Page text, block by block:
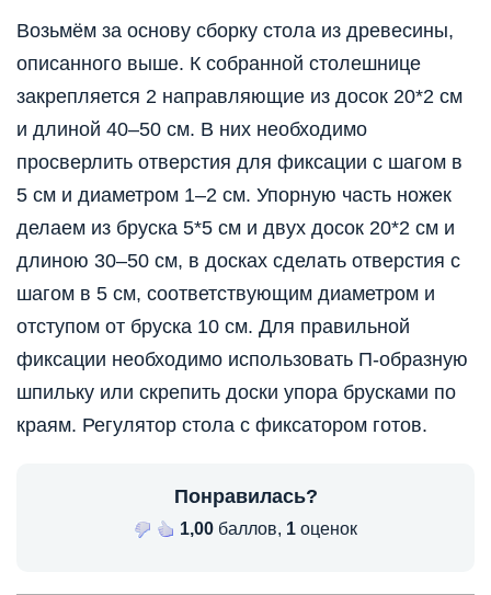
Возьмём за основу сборку стола из древесины,
описанного выше. К собранной столешнице
закрепляется 2 направляющие из досок 20*2 см
и длиной 40–50 см. В них необходимо
просверлить отверстия для фиксации с шагом в
5 см и диаметром 1–2 см. Упорную часть ножек
делаем из бруска 5*5 см и двух досок 20*2 см и
длиною 30–50 см, в досках сделать отверстия с
шагом в 5 см, соответствующим диаметром и
отступом от бруска 10 см. Для правильной
фиксации необходимо использовать П-образную
шпильку или скрепить доски упора брусками по
краям. Регулятор стола с фиксатором готов.
Понравилась?
1,00 баллов, 1 оценок